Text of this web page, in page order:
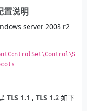
置说明
server 2008 r2
TLS 1.1 , TLS 1.2如下